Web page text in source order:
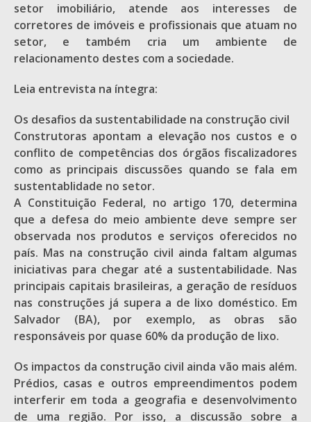
setor imobiliário, atende aos interesses de
corretores de imóveis e profissionais que atuam no
setor, e também cria um ambiente de
relacionamento destes com a sociedade.
Leia entrevista na íntegra:
Os desafios da sustentabilidade na construção civil
Construtoras apontam a elevação nos custos e o
conflito de competências dos órgãos fiscalizadores
como as principais discussões quando se fala em
sustentablidade no setor.
A Constituição Federal, no artigo 170, determina
que a defesa do meio ambiente deve sempre ser
observada nos produtos e serviços oferecidos no
país. Mas na construção civil ainda faltam algumas
iniciativas para chegar até a sustentabilidade. Nas
principais capitais brasileiras, a geração de resíduos
nas construções já supera a de lixo doméstico. Em
Salvador (BA), por exemplo, as obras são
responsáveis por quase 60% da produção de lixo.
Os impactos da construção civil ainda vão mais além.
Prédios, casas e outros empreendimentos podem
interferir em toda a geografia e desenvolvimento
de uma região. Por isso, a discussão sobre a